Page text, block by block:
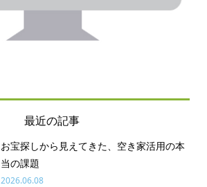
最近の記事
お宝探しから見えてきた、空き家活用の本
当の課題
2026.06.08